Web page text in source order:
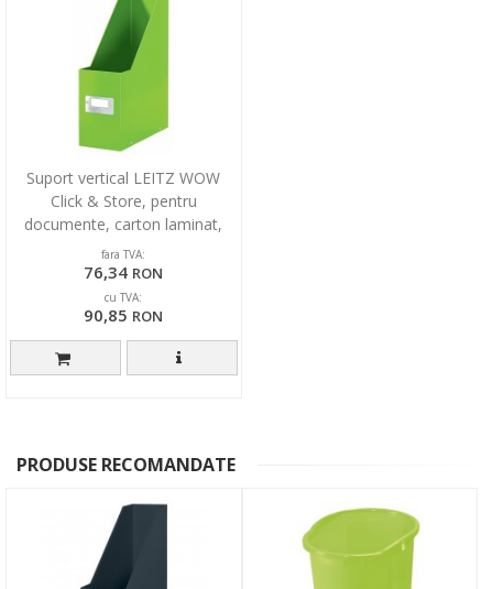
Suport vertical LEITZ WOW
Click & Store, pentru
documente, carton laminat,
A4, verde
fara TVA:
76,34 RON
cu TVA:
90,85 RON
PRODUSE RECOMANDATE